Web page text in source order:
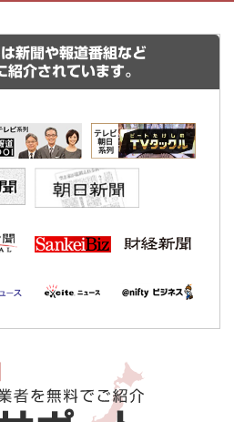
新聞や報道番組など
紹介されています。